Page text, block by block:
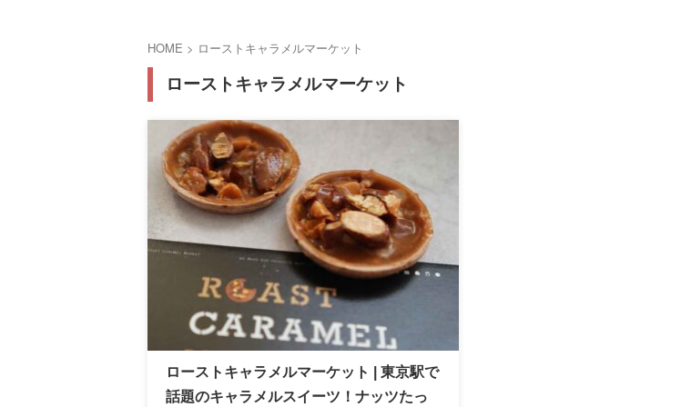
HOME > ローストキャラメルマーケット
ローストキャラメルマーケット
ローストキャラメルマーケット | 東京駅で
話題のキャラメルスイーツ！ナッツたっ